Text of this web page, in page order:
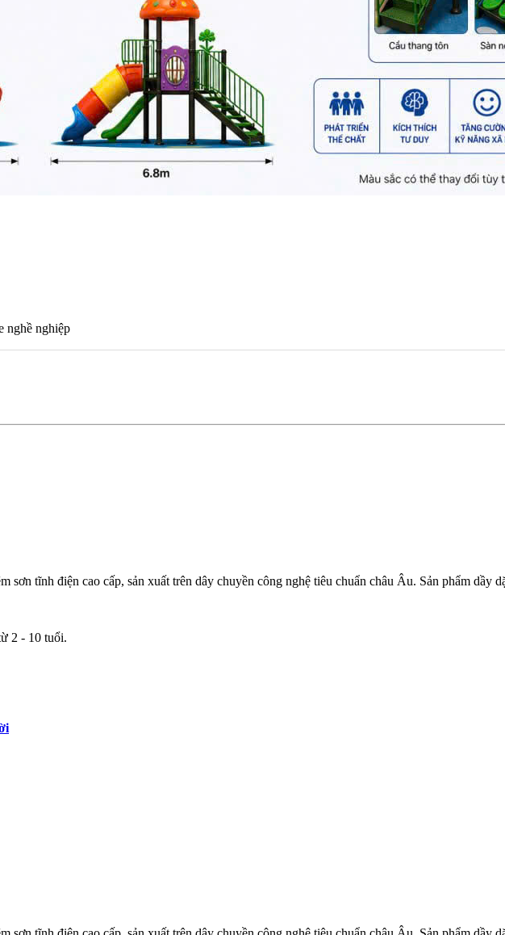
nghề nghiệp
tĩnh điện cao cấp, sản xuất trên dây chuyền công nghệ tiêu chuẩn châu Âu. Sản phẩm dầy
2 - 10 tuổi.